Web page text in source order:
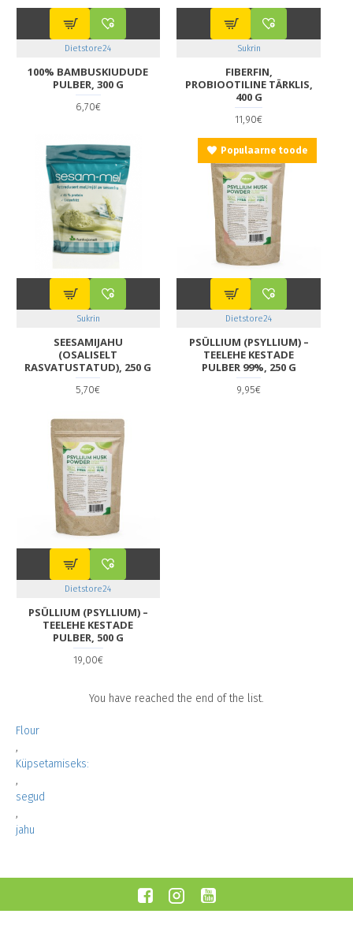
Dietstore24
100% BAMBUSKIUDUDE
PULBER, 300 G
6,70€
Sukrin
FIBERFIN,
PROBIOOTILINE TÄRKLIS,
400 G
11,90€
Sukrin
SEESAMIJAHU
(OSALISELT
RASVATUSTATUD), 250 G
5,70€
Populaarne toode
Dietstore24
PSÜLLIUM (PSYLLIUM) –
TEELEHE KESTADE
PULBER 99%, 250 G
9,95€
Dietstore24
PSÜLLIUM (PSYLLIUM) –
TEELEHE KESTADE
PULBER, 500 G
19,00€
You have reached the end of the list.
Flour
,
Küpsetamiseks:
,
segud
,
jahu